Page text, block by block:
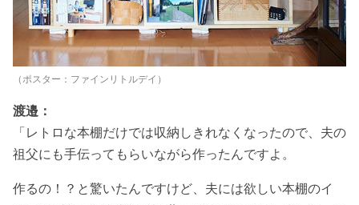
（ポスター：ファインリトルデイ）
渡邉：
「レトロな本棚だけでは収納しきれなくなったので、夫の
祖父にも手伝ってもらいながら作ったんですよ。
作るの！？と驚いたんですけど、夫には欲しい本棚のイ